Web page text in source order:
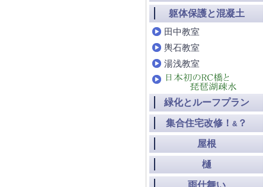
躯体保護と混凝土
田中教室
輿石教室
湯浅教室
緑化とルーフプラン
集合住宅改修！ & ？
屋根
樋
雨仕舞い